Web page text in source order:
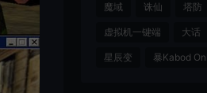
魔域 诛仙 塔防
虚拟机一键端 大话
星辰变 暴Kabod